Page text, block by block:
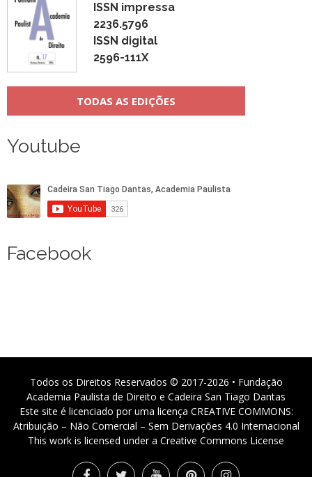
ISSN impressa
2236.5796
ISSN digital
2596-111X
TODAS AS EDIÇÕES
Youtube
Facebook
Todos os Direitos Reservados © 2017-2026 • Fundação
Academia Paulista de Direito e Cadeira San Tiago Dantas
Este site é licenciado por uma licença CREATIVE COMMONS:
Atribuição – Não Comercial – Sem Derivações 4.0 Internacional
This work is licensed under a Creative Commons License